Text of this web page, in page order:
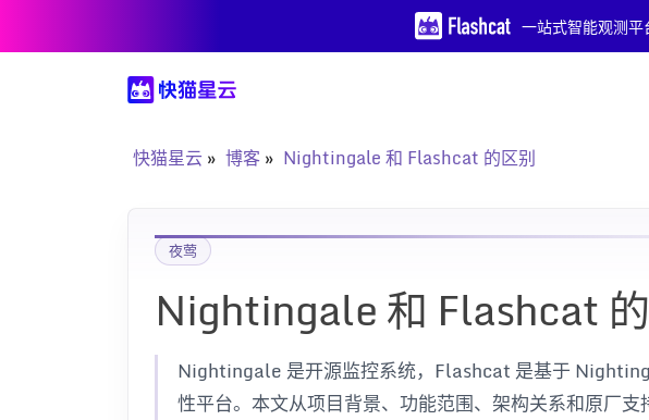
一站式智能观测
快猫星云 博客 Nightingale 和 Flashcat 的区别
夜莺
Nightingale 和 Flashcat
Nightingale 是开源监控系统，Flashcat 是基于
性平台。本文从项目背景、功能范围、架构关系和原厂支